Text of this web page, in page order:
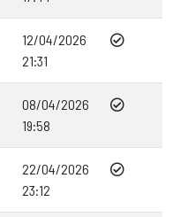
12/04/2026
21:31
08/04/2026
19:58
22/04/2026
23:12